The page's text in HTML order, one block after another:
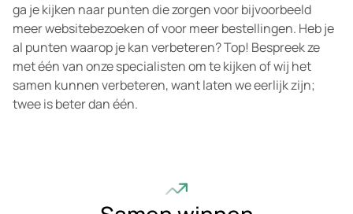
ga je kijken naar punten die zorgen voor bijvoorbeeld
meer websitebezoeken of voor meer bestellingen. Heb je
al punten waarop je kan verbeteren? Top! Bespreek ze
met één van onze specialisten om te kijken of wij het
samen kunnen verbeteren, want laten we eerlijk zijn;
twee is beter dan één.